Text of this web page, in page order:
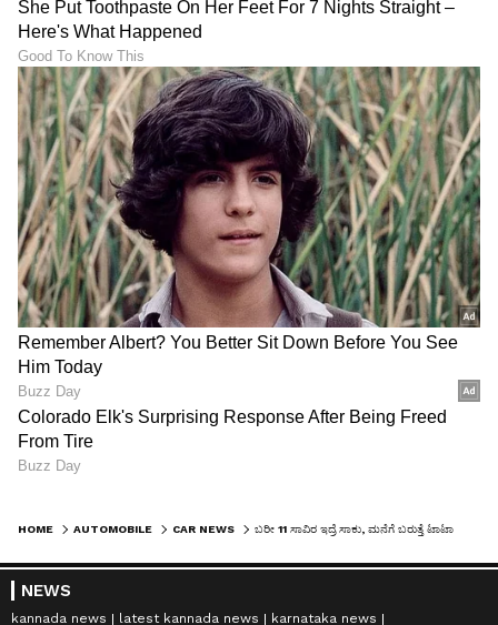
HOME AUTOMOBILE CAR NEWS
NEWS
kannada news latest kannada news
karnataka news